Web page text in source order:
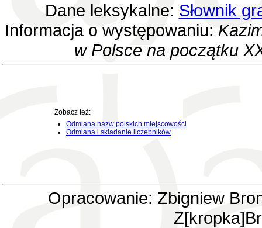
Dane leksykalne: Słownik
Informacja o występowaniu:
w Polsce na początku
Zobacz też:
Odmiana nazw polskich miejscowości
Odmiana i składanie liczebników
Opracowanie: Zbigniew